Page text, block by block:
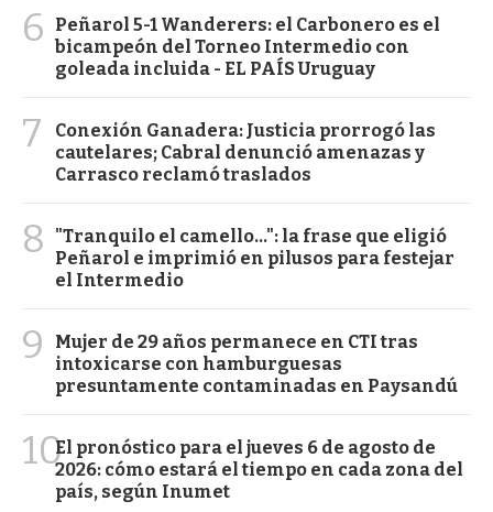
6
Peñarol 5-1 Wanderers: el Carbonero es el
bicampeón del Torneo Intermedio con
goleada incluida - EL PAÍS Uruguay
7
Conexión Ganadera: Justicia prorrogó las
cautelares; Cabral denunció amenazas y
Carrasco reclamó traslados
8
"Tranquilo el camello...": la frase que eligió
Peñarol e imprimió en pilusos para festejar
el Intermedio
9
Mujer de 29 años permanece en CTI tras
intoxicarse con hamburguesas
presuntamente contaminadas en Paysandú
10El pronóstico para el jueves 6 de agosto de
2026: cómo estará el tiempo en cada zona del
país, según Inumet